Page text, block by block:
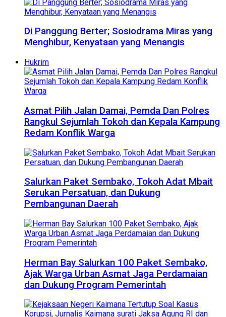
Di Panggung Berter; Sosiodrama Miras yang
Menghibur, Kenyataan yang Menangis
Hukrim
Asmat Pilih Jalan Damai, Pemda Dan Polres
Rangkul Sejumlah Tokoh dan Kepala Kampung
Redam Konflik Warga
Salurkan Paket Sembako, Tokoh Adat Mbait
Serukan Persatuan, dan Dukung
Pembangunan Daerah
Herman Bay Salurkan 100 Paket Sembako,
Ajak Warga Urban Asmat Jaga Perdamaian
dan Dukung Program Pemerintah